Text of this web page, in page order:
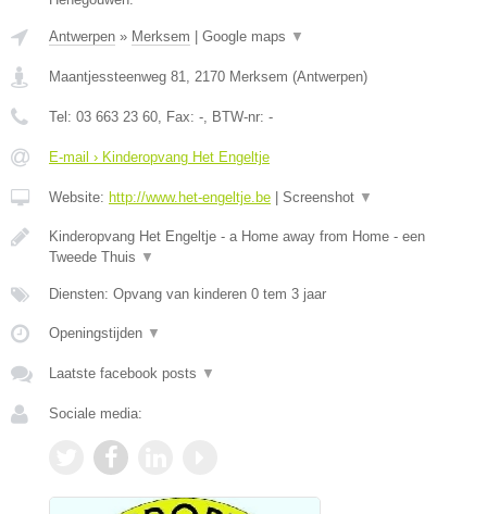
Antwerpen » Merksem Google maps ▼
Maantjessteenweg 81 2170 Merksem (Antwerpen)
Tel: 03 663 23 60 , Fax: - , BTW-nr: -
E-mail › Kinderopvang Het Engeltje
Website: http://www.het-engeltje.be Screenshot ▼
Kinderopvang Het Engeltje - a Home away from Home - een
Tweede Thuis ▼
Diensten: Opvang van kinderen 0 tem 3 jaar
Openingstijden ▼
Laatste facebook posts ▼
Sociale media: